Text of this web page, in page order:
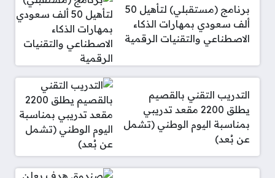
برنامج (مستقبلي) لتأهيل 50
ألف سعودي بمهارات الذكاء
الاصطناعي والتقنيات الرقمية
التدريب التقني بالقصيم
يطلق 2200 مقعد تدريبي
بمناسبة اليوم الوطني (تشمل
عن بُعد)